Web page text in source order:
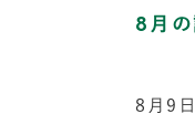
8月の
8月9